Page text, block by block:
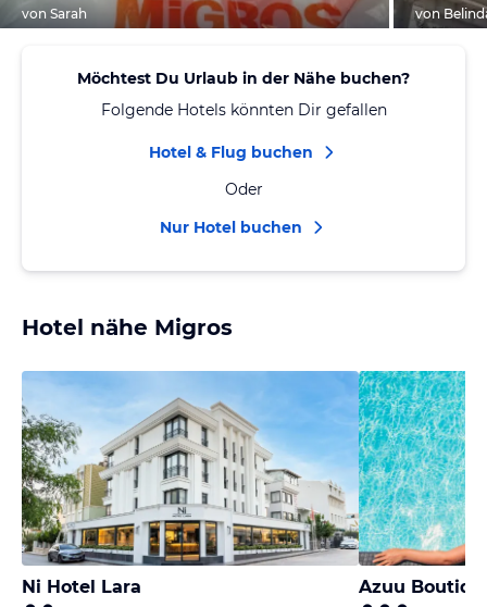
von Sarah von
Möchtest Du Urlaub in der Nähe buchen?
Folgende Hotels könnten Dir gefallen
Hotel & Flug buchen
Oder
Nur Hotel buchen
Hotel nähe Migros
Ni Hotel Lara Azuu